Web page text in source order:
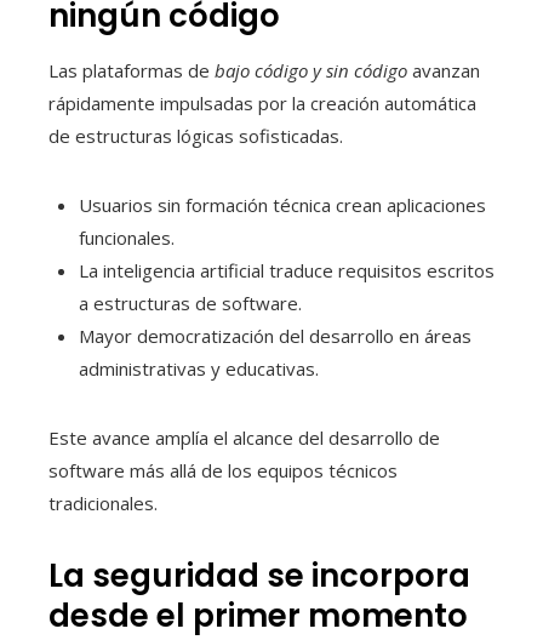
ningún código
Las plataformas de bajo código y sin código avanzan
rápidamente impulsadas por la creación automática
de estructuras lógicas sofisticadas.
Usuarios sin formación técnica crean aplicaciones
funcionales.
La inteligencia artificial traduce requisitos escritos
a estructuras de software.
Mayor democratización del desarrollo en áreas
administrativas y educativas.
Este avance amplía el alcance del desarrollo de
software más allá de los equipos técnicos
tradicionales.
La seguridad se incorpora
desde el primer momento